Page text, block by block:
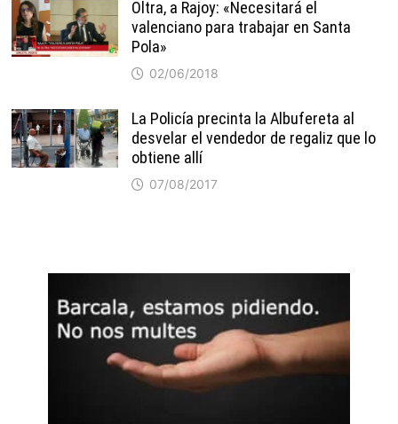
Oltra, a Rajoy: «Necesitará el
valenciano para trabajar en Santa
Pola»
02/06/2018
La Policía precinta la Albufereta al
desvelar el vendedor de regaliz que lo
obtiene allí
07/08/2017